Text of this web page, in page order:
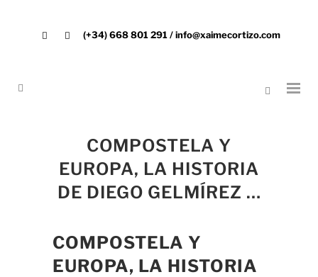
(+34) 668 801 291 / info@xaimecortizo.com
COMPOSTELA Y
EUROPA, LA HISTORIA
DE DIEGO GELMÍREZ …
COMPOSTELA Y
EUROPA, LA HISTORIA